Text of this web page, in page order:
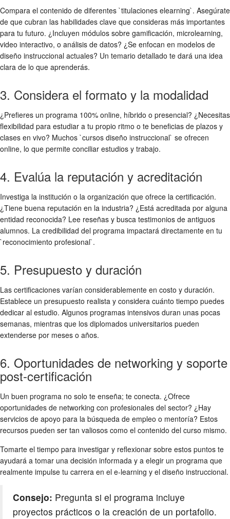
Compara el contenido de diferentes `titulaciones elearning`. Asegúrate
de que cubran las habilidades clave que consideras más importantes
para tu futuro. ¿Incluyen módulos sobre gamificación, microlearning,
video interactivo, o análisis de datos? ¿Se enfocan en modelos de
diseño instruccional actuales? Un temario detallado te dará una idea
clara de lo que aprenderás.
3. Considera el formato y la modalidad
¿Prefieres un programa 100% online, híbrido o presencial? ¿Necesitas
flexibilidad para estudiar a tu propio ritmo o te beneficias de plazos y
clases en vivo? Muchos `cursos diseño instruccional` se ofrecen
online, lo que permite conciliar estudios y trabajo.
4. Evalúa la reputación y acreditación
Investiga la institución o la organización que ofrece la certificación.
¿Tiene buena reputación en la industria? ¿Está acreditada por alguna
entidad reconocida? Lee reseñas y busca testimonios de antiguos
alumnos. La credibilidad del programa impactará directamente en tu
`reconocimiento profesional`.
5. Presupuesto y duración
Las certificaciones varían considerablemente en costo y duración.
Establece un presupuesto realista y considera cuánto tiempo puedes
dedicar al estudio. Algunos programas intensivos duran unas pocas
semanas, mientras que los diplomados universitarios pueden
extenderse por meses o años.
6. Oportunidades de networking y soporte
post-certificación
Un buen programa no solo te enseña; te conecta. ¿Ofrece
oportunidades de networking con profesionales del sector? ¿Hay
servicios de apoyo para la búsqueda de empleo o mentoría? Estos
recursos pueden ser tan valiosos como el contenido del curso mismo.
Tomarte el tiempo para investigar y reflexionar sobre estos puntos te
ayudará a tomar una decisión informada y a elegir un programa que
realmente impulse tu carrera en el e-learning y el diseño instruccional.
Consejo: Pregunta si el programa incluye
proyectos prácticos o la creación de un portafolio.